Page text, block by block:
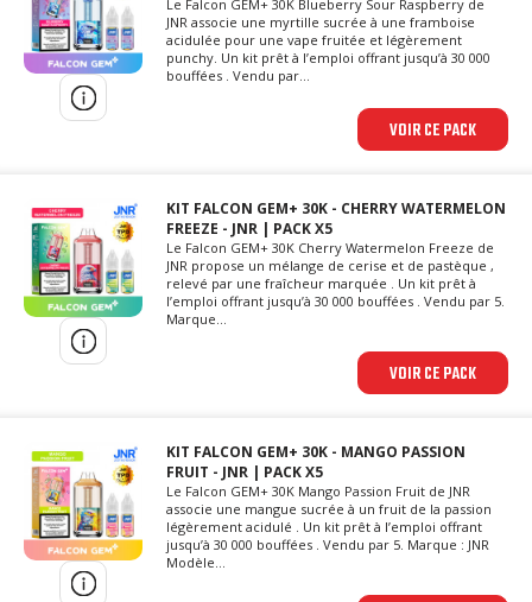
Le Falcon GEM+ 30K Blueberry Sour Raspberry de
JNR associe une myrtille sucrée à une framboise
acidulée pour une vape fruitée et légèrement
punchy. Un kit prêt à l’emploi offrant jusqu’à 30 000
bouffées . Vendu par...
VOIR CE PACK
KIT FALCON GEM+ 30K - CHERRY WATERMELON
FREEZE - JNR | PACK X5
Le Falcon GEM+ 30K Cherry Watermelon Freeze de
JNR propose un mélange de cerise et de pastèque ,
relevé par une fraîcheur marquée . Un kit prêt à
l’emploi offrant jusqu’à 30 000 bouffées . Vendu par 5.
Marque...
VOIR CE PACK
KIT FALCON GEM+ 30K - MANGO PASSION
FRUIT - JNR | PACK X5
Le Falcon GEM+ 30K Mango Passion Fruit de JNR
associe une mangue sucrée à un fruit de la passion
légèrement acidulé . Un kit prêt à l’emploi offrant
jusqu’à 30 000 bouffées . Vendu par 5. Marque : JNR
Modèle...